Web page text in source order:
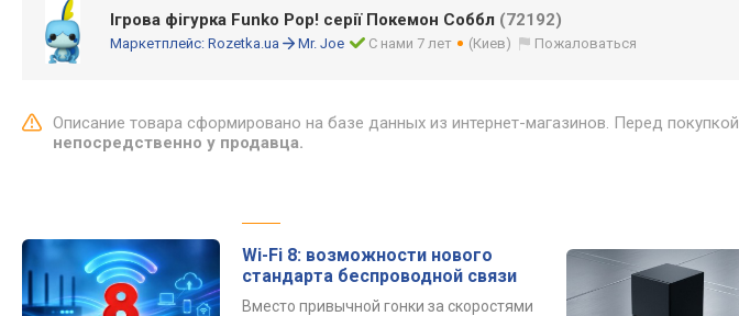
Ігрова фігурка Funko Pop! серії Покемон Соббл (72192)
Маркетплейс: Rozetka.ua Mr. Joe С нами 7 лет (Киев) Пожаловаться
Описание товара сформировано на базе данных из интернет-магазинов. Перед покупкой
непосредственно у продавца.
Wi-Fi 8: возможности нового
стандарта беспроводной связи
Вместо привычной гонки за скоростями